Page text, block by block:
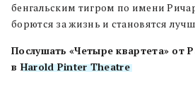
бенгальским тигром по имени
борются за жизнь и становятся
Послушать «Четыре квартета» от
в Harold Pinter Theatre